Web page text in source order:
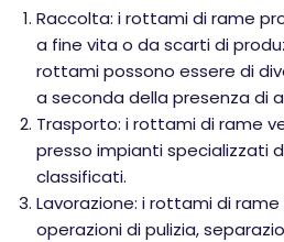
Raccolta: i rottami di rame
a fine vita o da scarti di
rottami possono essere di
a seconda della presenza di
Trasporto: i rottami di rame
presso impianti specializzati
classificati.
Lavorazione: i rottami di
operazioni di pulizia,